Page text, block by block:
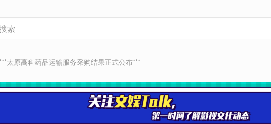
***太原高科药品运输服务采购结果正式公布***